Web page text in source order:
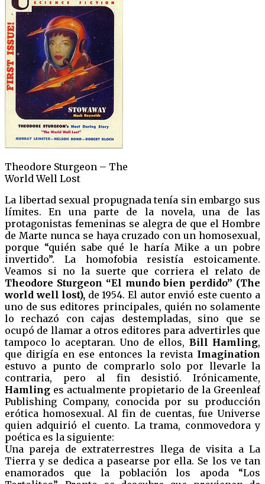
Theodore Sturgeon – The
World Well Lost
La libertad sexual propugnada tenía sin embargo sus
límites. En una parte de la novela, una de las
protagonistas femeninas se alegra de que el Hombre
de Marte nunca se haya cruzado con un homosexual,
porque “quién sabe qué le haría Mike a un pobre
invertido”. La homofobia resistía estoicamente.
Veamos si no la suerte que corriera el relato de
Theodore Sturgeon “El mundo bien perdido” (The
world well lost), de 1954. El autor envió este cuento a
uno de sus editores principales, quién no solamente
lo rechazó con cajas destempladas, sino que se
ocupó de llamar a otros editores para advertirles que
tampoco lo aceptaran. Uno de ellos, Bill Hamling,
que dirigía en ese entonces la revista Imagination
estuvo a punto de comprarlo solo por llevarle la
contraria, pero al fin desistió. Irónicamente,
Hamling es actualmente propietario de la Greenleaf
Publishing Company, conocida por su producción
erótica homosexual. Al fin de cuentas, fue Universe
quien adquirió el cuento. La trama, conmovedora y
poética es la siguiente:
Una pareja de extraterrestres llega de visita a La
Tierra y se dedica a pasearse por ella. Se los ve tan
enamorados que la población los apoda “Los